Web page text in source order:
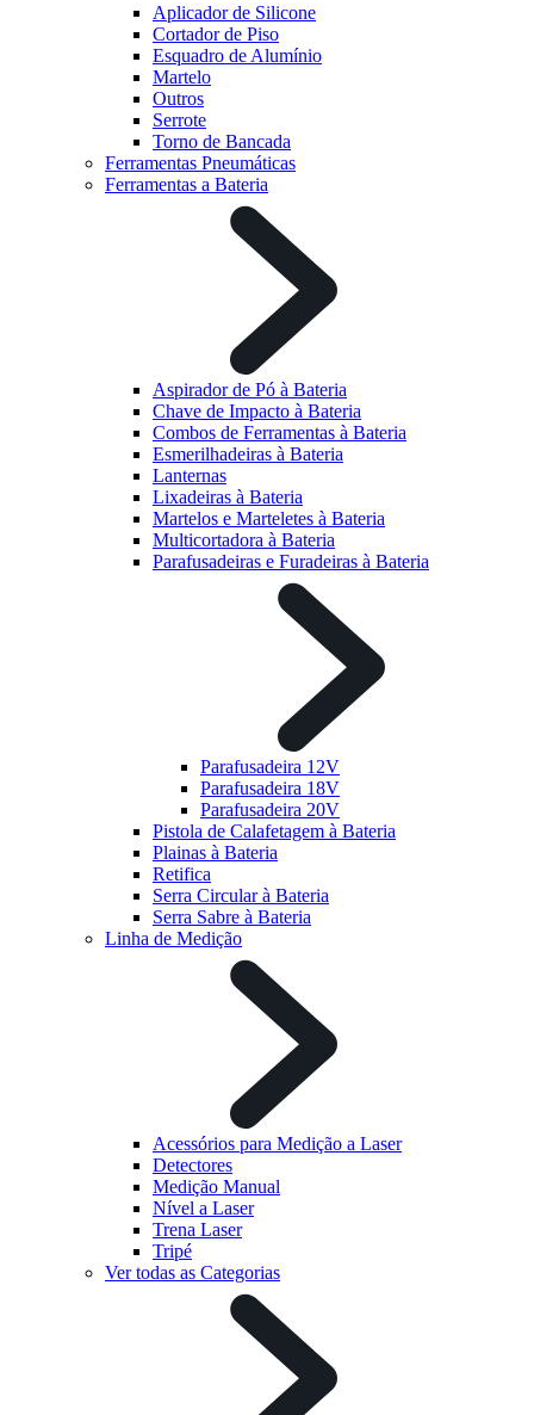
Aplicador de Silicone
Cortador de Piso
Esquadro de Alumínio
Martelo
Outros
Serrote
Torno de Bancada
Ferramentas Pneumáticas
Ferramentas a Bateria
Aspirador de Pó à Bateria
Chave de Impacto à Bateria
Combos de Ferramentas à Bateria
Esmerilhadeiras à Bateria
Lanternas
Lixadeiras à Bateria
Martelos e Marteletes à Bateria
Multicortadora à Bateria
Parafusadeiras e Furadeiras à Bateria
Parafusadeira 12V
Parafusadeira 18V
Parafusadeira 20V
Pistola de Calafetagem à Bateria
Plainas à Bateria
Retifica
Serra Circular à Bateria
Serra Sabre à Bateria
Linha de Medição
Acessórios para Medição a Laser
Detectores
Medição Manual
Nível a Laser
Trena Laser
Tripé
Ver todas as Categorias